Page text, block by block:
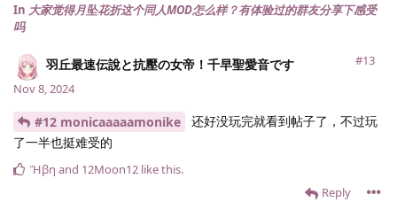
In 大家觉得月坠花折这个同人MOD怎么样？有体验过的群友分享下感受
吗
羽丘最速伝說と抗壓の女帝！千早聖愛音です
#13
Nov 8, 2024
#12 monicaaaaamonike
还好没玩完就看到帖子了，不过玩
了一半也挺难受的
Reply
Ἥβη and 12Moon12 like this.